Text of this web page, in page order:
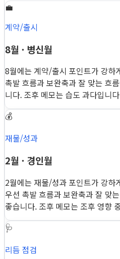
💼
계약/출시
8월 · 병신월
8월에는 계약/출시 포인트가 강하
촉발 흐름과 보완축과 잘 맞는 흐
니다. 조후 메모는 습도 과다입니
💰
재물/성과
2월 · 경인월
2월에는 재물/성과 포인트가 강하
우선 촉발 흐름과 보완축과 잘 맞
좋습니다. 조후 메모는 조후 영향
🩺
리듬 점검